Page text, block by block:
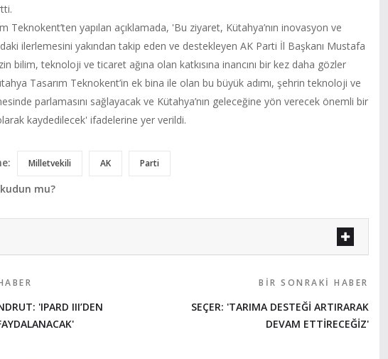
Teknokent’ten yapılan açıklamada, 'Bu ziyaret, Kütahya’nın inovasyon ve
ilerlemesini yakından takip eden ve destekleyen AK Parti İl Başkanı Mustafa
bilim, teknoloji ve ticaret ağına olan katkısına inancını bir kez daha gözler
Tasarım Teknokent’in ek bina ile olan bu büyük adımı, şehrin teknoloji ve
parlamasını sağlayacak ve Kütahya’nın geleceğine yön verecek önemli bir
kaydedilecek' ifadelerine yer verildi.
Milletvekili AK Parti
mu?
'IPARD III’DEN
BIR SONRAKI HABER
SEÇER: 'TARIMA DESTEĞİ ARTIRARAK
DEVAM ETTİRECEĞİZ'